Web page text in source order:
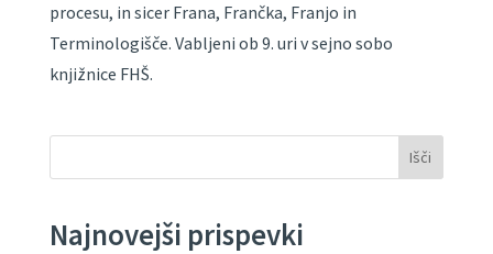
procesu, in sicer Frana, Frančka, Franjo in
Terminologišče. Vabljeni ob 9. uri v sejno sobo
knjižnice FHŠ.
Išči
Najnovejši prispevki